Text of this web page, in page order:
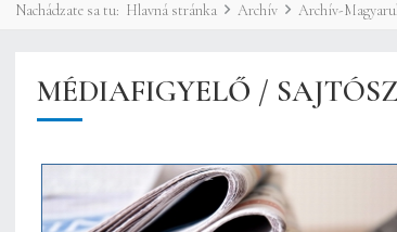
Nachádzate sa tu: Hlavná stránka Archív Archív-
MÉDIAFIGYELŐ /